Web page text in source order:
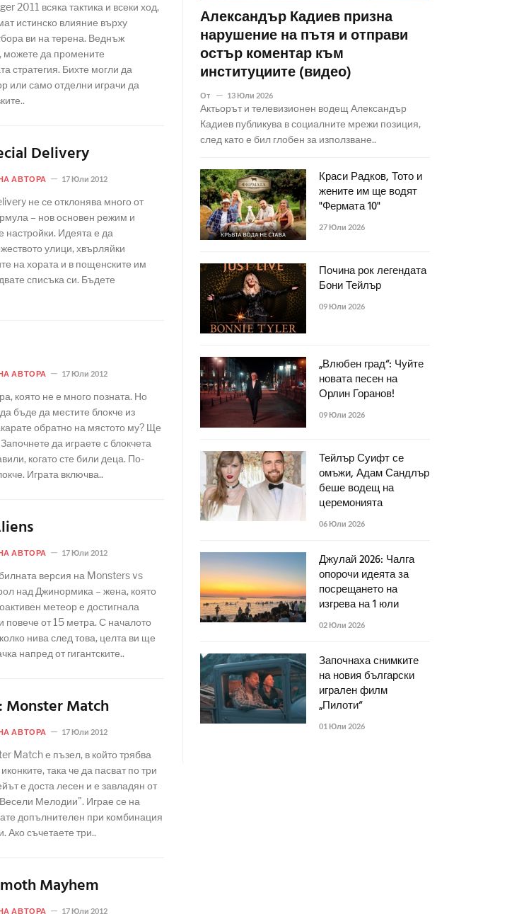
2011 всяка тактика и всеки ход,
истинско влияние върху
ви на терена. Веднъж
можете да промените
стратегия. Бихте могли да
или само отделни играчи да
Delivery
АВТОРА 17 Юли 2012
не се отклонява много от
– нов основен режим и
настройки. Идеята е да
улици, хвърляйки
на хората и в пощенските им
списъка си. Бъдете
АВТОРА 17 Юли 2012
която не е много позната. Но
бъде да местите блокче из
обратно на мястото му? Ще
да играете с блокчета
когато сте били деца. По-
Играта включва..
АВТОРА 17 Юли 2012
версия на Monsters vs
над Джинормика – жена, която
метеор е достигнала
повече от 15 метра. С началото
нива след това, целта ви ще
напред от гигантските..
Monster Match
АВТОРА 17 Юли 2012
Match е пъзел, в който трябва
така че да пасват по три
е доста лесен и е завладян от
Мелодии". Играе се на
допълнителен при комбинация
Ако съчетаете три..
Mayhem
АВТОРА 17 Юли 2012
Александър Кадиев призна
нарушение на пътя и отправи
остър коментар към
институциите (видео)
От 13 Юли 2026
Актьорът и телевизионен водещ Александър
Кадиев публикува в социалните мрежи позиция,
след като е бил глобен за използване..
Краси Радков, Тото и
жените им ще водят
"Фермата 10"
27 Юли 2026
Почина рок легендата
Бони Тейлър
09 Юли 2026
„Влюбен град“: Чуйте
новата песен на
Орлин Горанов!
09 Юли 2026
Тейлър Суифт се
омъжи, Адам Сандлър
беше водещ на
церемонията
06 Юли 2026
Джулай 2026: Чалга
опорочи идеята за
посрещането на
изгрева на 1 юли
02 Юли 2026
Започнаха снимките
на новия български
игрален филм
„Пилоти“
01 Юли 2026